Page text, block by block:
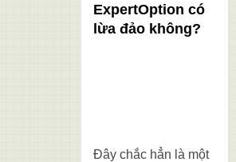
ExpertOption có
lừa đảo không?
Đây chắc hẳn là một